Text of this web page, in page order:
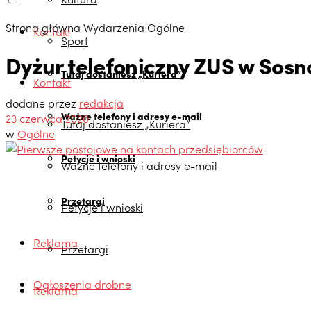
Kontakt
Tutaj dostaniesz „Kuriera”
Ważne telefony i adresy e-mail
Petycje i wnioski
Przetargi
Reklama
Ogłoszenia drobne
Sport
Kontakt
Tutaj dostaniesz „Kuriera”
Ważne telefony i adresy e-mail
Petycje i wnioski
Przetargi
Reklama
Strona główna Wydarzenia Ogólne
Dyżur telefoniczny ZUS w
dodane przez redakcja
23 czerwca 2020
wOgólne